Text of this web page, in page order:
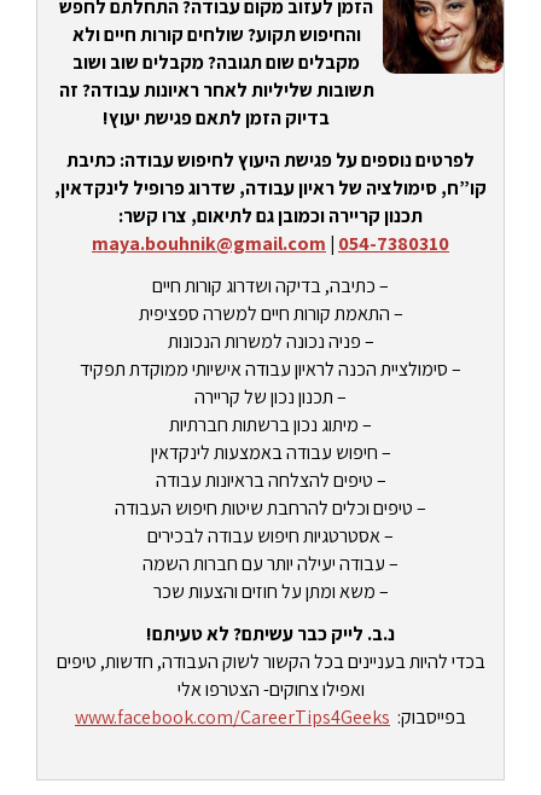
הזמן לעזוב מקום עבודה? התחלתם לחפש
והחיפוש תקוע? שולחים קורות חיים ולא
מקבלים שום תגובה? מקבלים שוב ושוב
תשובות שליליות לאחר ראיונות עבודה? זה
בדיוק הזמן לתאם פגישת יעוץ!
לפרטים נוספים על פגישת היעוץ לחיפוש עבודה: כתיבת
קו”ח, סימולציה של ראיון עבודה, שדרוג פרופיל לינקדאין,
תכנון קריירה וכמובן גם לתיאום, צרו קשר:
054-7380310
|
maya.bouhnik@gmail.com
– כתיבה, בדיקה ושדרוג קורות חיים
– התאמת קורות חיים למשרה ספציפית
– פניה נכונה למשרות הנכונות
– סימולציית הכנה לראיון עבודה אישיותי ממוקדת תפקיד
– תכנון נכון של קריירה
– מיתוג נכון ברשתות חברתיות
– חיפוש עבודה באמצעות לינקדאין
– טיפים להצלחה בראיונות עבודה
– טיפים וכלים להרחבת שיטות חיפוש העבודה
– אסטרטגיות חיפוש עבודה לבכירים
– עבודה יעילה יותר עם חברות השמה
– משא ומתן על חוזים והצעות שכר
נ.ב. לייק כבר עשיתם? לא טעיתם!
בכדי להיות בעניינים בכל הקשור לשוק העבודה, חדשות, טיפים
ואפילו צחוקים- הצטרפו אלי
בפייסבוק: www.facebook.com/CareerTips4Geeks